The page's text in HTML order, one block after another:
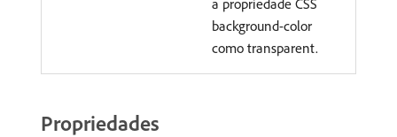
a propriedade CSS
background-color
como transparent.
Propriedades